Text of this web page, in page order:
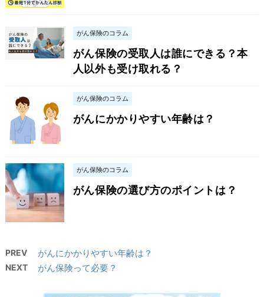
がん保険のコラム
がん保険の受取人は誰にできる？本
人以外も受け取れる？
がん保険のコラム
がんにかかりやすい年齢は？
がん保険のコラム
がん保険の選び方のポイントは？
PREV がんにかかりやすい年齢は？
NEXT がん保険って必要？